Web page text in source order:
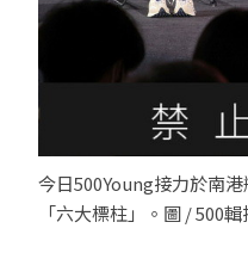
今日500Young接力於南
「六大標柱」。圖 / 500